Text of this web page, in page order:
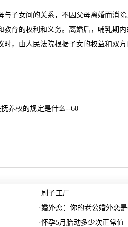
与子女间的关系，不因父母离婚而消
教育的权利和义务。离婚后，哺乳期
，由人民法院根据子女的权益和双方
养权的规定是什么--60
· 刷子工厂
·婚外恋：你的老公婚外恋是
·怀孕5月胎动多少次正常值